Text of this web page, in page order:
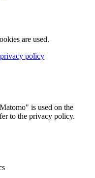
are used.
policy
is used on the
to the privacy policy.